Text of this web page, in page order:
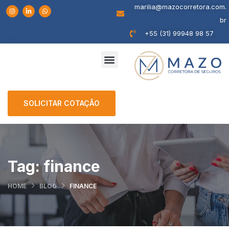
marilia@mazocorretora.com.
br
+55 (31) 99948 98 57
SOLICITAR COTAÇÃO
Tag:finance
HOME BLOG FINANCE